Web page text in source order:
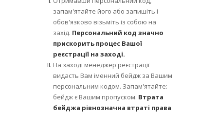
запам'ятайте його або запишіть і
обов'язково візьміть із собою на
захід. Персональний код значно
прискорить процес Вашої
реєстрації на заході.
На заході менеджер реєстрації
видасть Вам іменний бейдж за Вашим
персональним кодом. Запам'ятайте:
бейдж є Вашим пропуском. Втрата
бейджа рівнозначна втраті права